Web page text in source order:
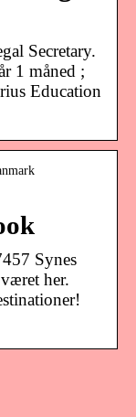
Secretary.
1 måned ;
Education
Synes
her.